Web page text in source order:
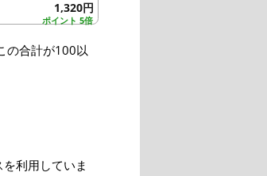
ポイント 5倍
1,320円
の合計が100以
利用していま